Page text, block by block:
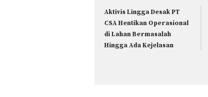
Aktivis Lingga Desak PT
CSA Hentikan Operasional
di Lahan Bermasalah
Hingga Ada Kejelasan